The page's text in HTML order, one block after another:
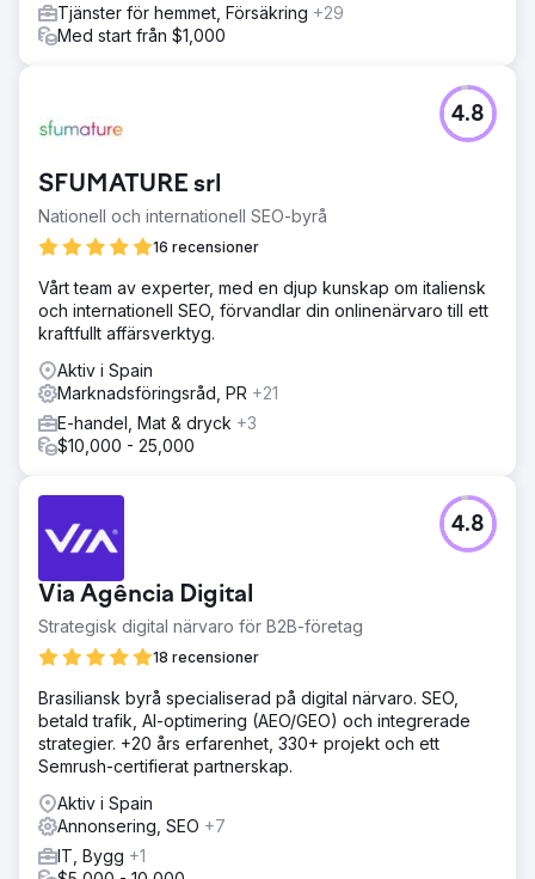
Tjänster för hemmet, Försäkring +29
Med start från $1,000
SFUMATURE srl
Nationell och internationell SEO-byrå
16 recensioner
4.8
Vårt team av experter, med en djup kunskap om italiensk
och internationell SEO, förvandlar din onlinenärvaro till ett
kraftfullt affärsverktyg.
Aktiv i Spain
Marknadsföringsråd, PR +21
E-handel, Mat & dryck +3
$10,000 - 25,000
Via Agência Digital
Strategisk digital närvaro för B2B-företag
18 recensioner
4.8
Brasiliansk byrå specialiserad på digital närvaro. SEO,
betald trafik, AI-optimering (AEO/GEO) och integrerade
strategier. +20 års erfarenhet, 330+ projekt och ett
Semrush-certifierat partnerskap.
Aktiv i Spain
Annonsering, SEO +7
IT, Bygg +1